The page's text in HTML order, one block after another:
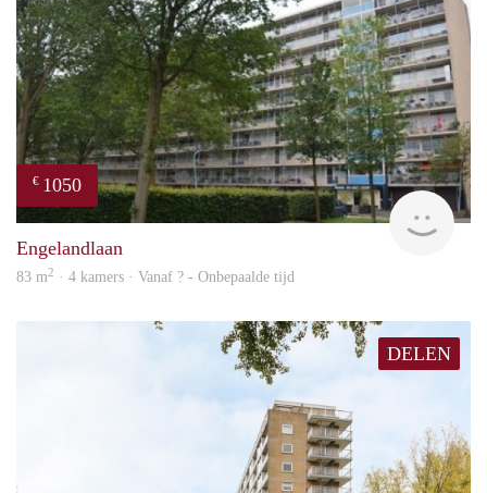
€ 1050
rent
Engelandlaan
83 m2 · 4 kamers · Vanaf ? - Onbepaalde tijd
DELEN